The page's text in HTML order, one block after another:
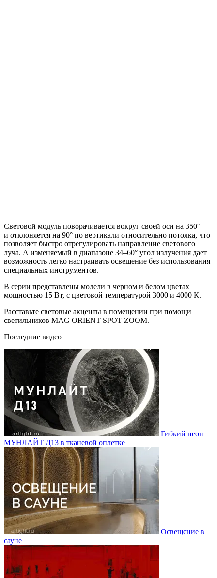
Световой модуль поворачивается вокруг своей оси на 350°
и отклоняется на 90° по вертикали относительно потолка, что
позволяет быстро отрегулировать направление светового
луча. А изменяемый в диапазоне 34–60° угол излучения дает
возможность легко настраивать освещение без использования
специальных инструментов.
В серии представлены модели в черном и белом цветах
мощностью 15 Вт, с цветовой температурой 3000 и 4000 К.
Расставьте световые акценты в помещении при помощи
светильников MAG ORIENT SPOT ZOOM.
Последние видео
Гибкий неон
МУНЛАЙТ Д13 в тканевой оплетке
Освещение в
сауне